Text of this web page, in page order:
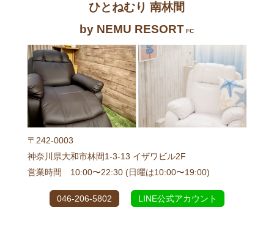
ひとねむり 南林間
by NEMU RESORT FC
〒242-0003
神奈川県大和市林間1-3-13 イザワビル2F
営業時間 10:00〜22:30 (日曜は10:00〜19:00)
046-206-5802 LINE公式アカウント